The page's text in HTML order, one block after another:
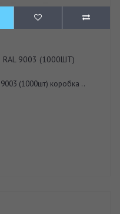
9003 (1000ШТ)
(1000шт) коробка ..